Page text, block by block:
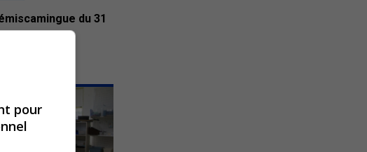
du 31
pour